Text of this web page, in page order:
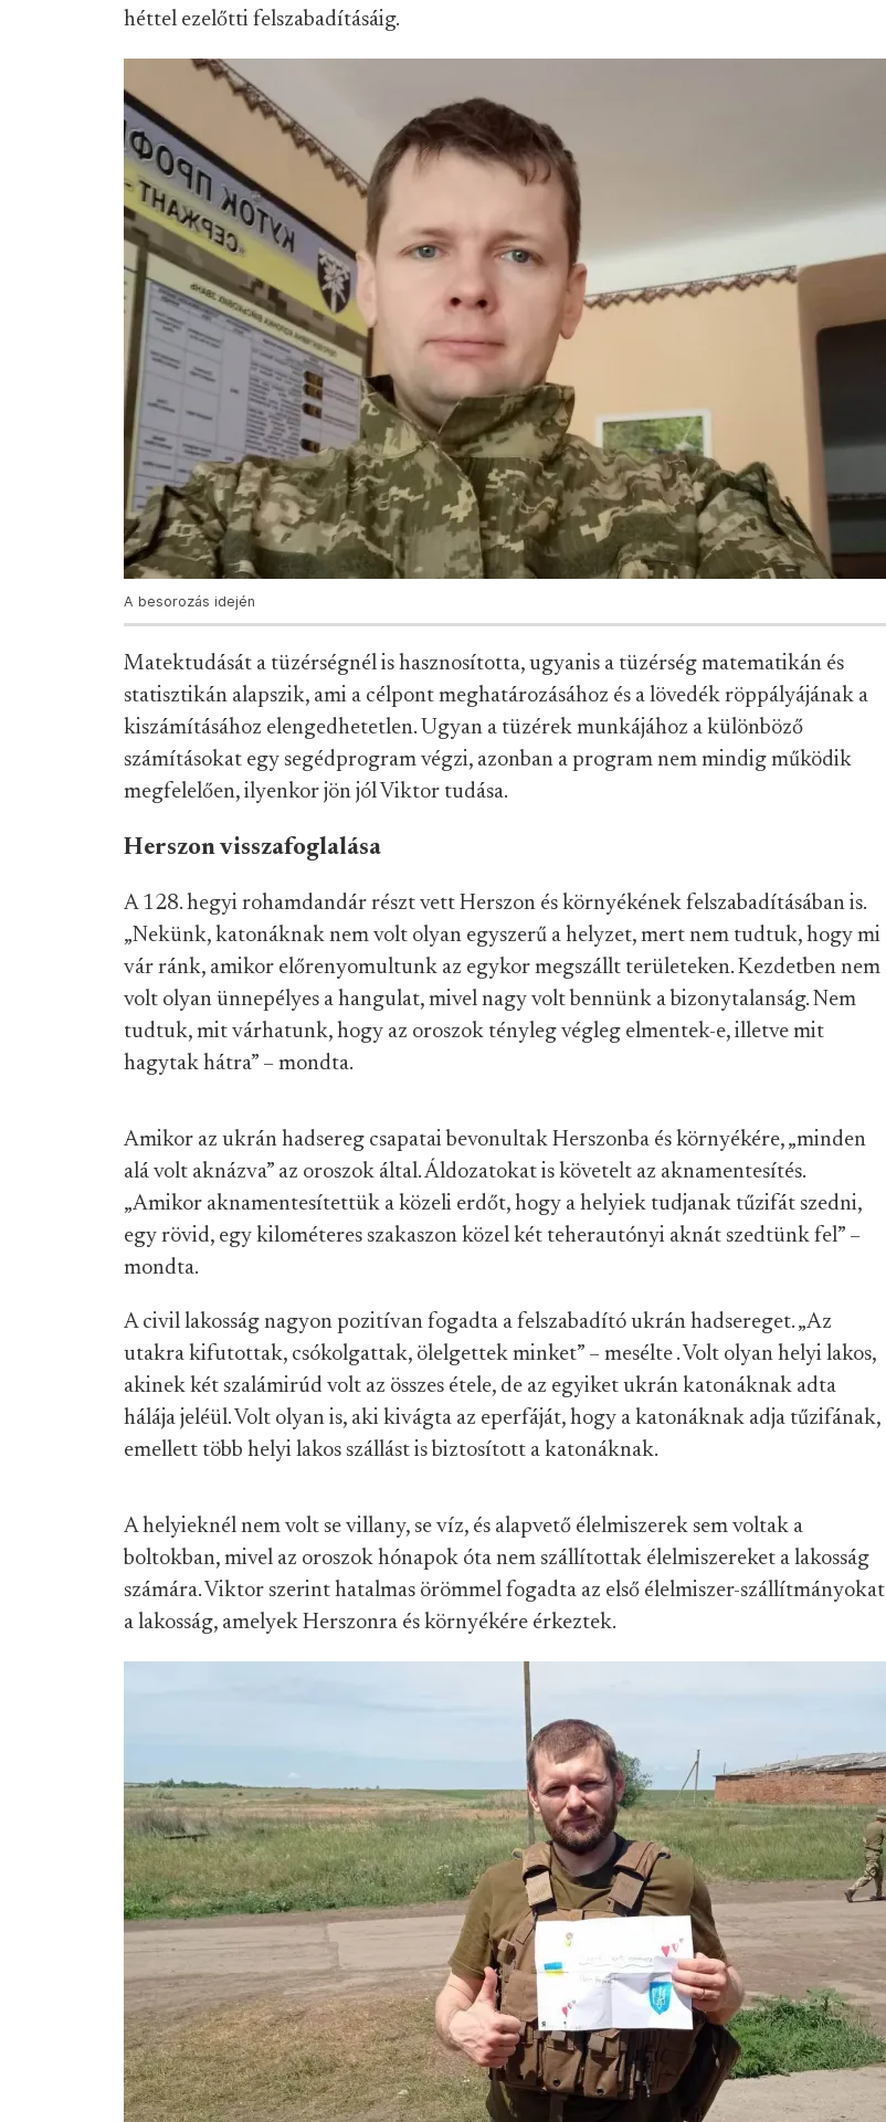
héttel ezelőtti felszabadításáig.
A besorozás idején
Matektudását a tüzérségnél is hasznosította, ugyanis a tüzérség matematikán és
statisztikán alapszik, ami a célpont meghatározásához és a lövedék röppályájának a
kiszámításához elengedhetetlen. Ugyan a tüzérek munkájához a különböző
számításokat egy segédprogram végzi, azonban a program nem mindig működik
megfelelően, ilyenkor jön jól Viktor tudása.
Herszon visszafoglalása
A 128. hegyi rohamdandár részt vett Herszon és környékének felszabadításában is.
„Nekünk, katonáknak nem volt olyan egyszerű a helyzet, mert nem tudtuk, hogy mi
vár ránk, amikor előrenyomultunk az egykor megszállt területeken. Kezdetben nem
volt olyan ünnepélyes a hangulat, mivel nagy volt bennünk a bizonytalanság. Nem
tudtuk, mit várhatunk, hogy az oroszok tényleg végleg elmentek-e, illetve mit
hagytak hátra” – mondta.
Amikor az ukrán hadsereg csapatai bevonultak Herszonba és környékére, „minden
alá volt aknázva” az oroszok által. Áldozatokat is követelt az aknamentesítés.
„Amikor aknamentesítettük a közeli erdőt, hogy a helyiek tudjanak tűzifát szedni,
egy rövid, egy kilométeres szakaszon közel két teherautónyi aknát szedtünk fel” –
mondta.
A civil lakosság nagyon pozitívan fogadta a felszabadító ukrán hadsereget. „Az
utakra kifutottak, csókolgattak, ölelgettek minket” – mesélte . Volt olyan helyi lakos,
akinek két szalámirúd volt az összes étele, de az egyiket ukrán katonáknak adta
hálája jeléül. Volt olyan is, aki kivágta az eperfáját, hogy a katonáknak adja tűzifának,
emellett több helyi lakos szállást is biztosított a katonáknak.
A helyieknél nem volt se villany, se víz, és alapvető élelmiszerek sem voltak a
boltokban, mivel az oroszok hónapok óta nem szállítottak élelmiszereket a lakosság
számára. Viktor szerint hatalmas örömmel fogadta az első élelmiszer-szállítmányokat
a lakosság, amelyek Herszonra és környékére érkeztek.